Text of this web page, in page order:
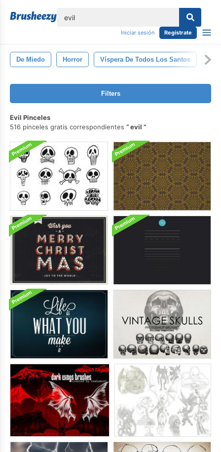
Iniciar sesión Regístrate
De Miedo Horror Víspera De Todos Los Santos
Filters
Evil Pinceles
516 pinceles gratis correspondientes
evil